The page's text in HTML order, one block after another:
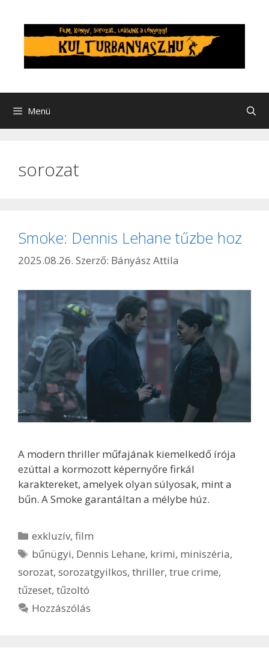
tartalomba
Menü
sorozat
Smoke: Dennis Lehane tűzbe hoz
2025.08.26. Szerző: Bányász Attila
A modern thriller műfajának kiemelkedő írója
ezúttal a kormozott képernyőre firkál
karaktereket, amelyek olyan súlyosak, mint a
bűn. A Smoke garantáltan a mélybe húz.
Kategória
exkluzív,film
Címkék
bűnügyi, Dennis Lehane, krimi, miniszéria,
sorozat, sorozatgyilkos, thriller, true crime,
tűzeset, tűzoltó
Hozzászólás